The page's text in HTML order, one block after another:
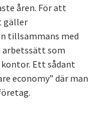
åren. För att
gäller
tillsammans med
som
Ett sådant
economy” där man